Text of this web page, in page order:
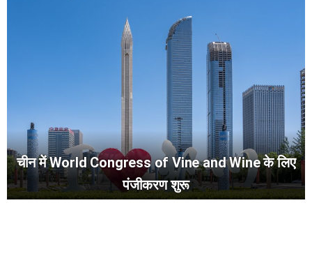
चीन में World Congress of Vine and Wine के लिए
पंजीकरण शुरू